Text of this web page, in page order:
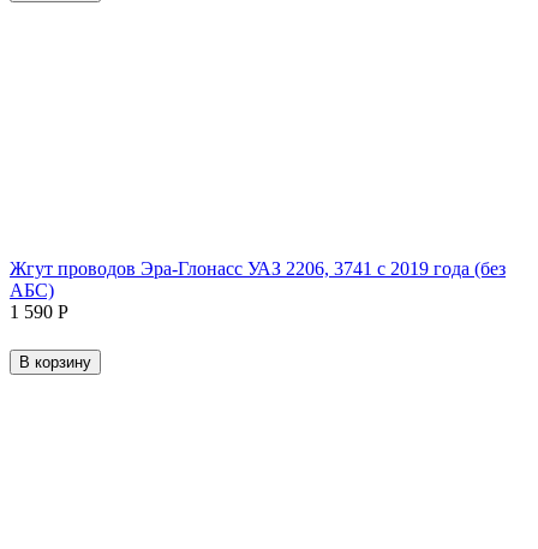
Жгут проводов Эра-Глонасс УАЗ 2206, 3741 с 2019 года (без
АБС)
1 590 Р
В корзину